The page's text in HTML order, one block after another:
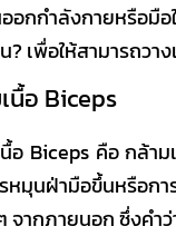
อกกำลังกายหรือมื
? เพื่อให้สามารถว
นื้อ Biceps
อ Biceps คือ กล้า
หมุนฝ่ามือขึ้นหรือก
จากภายนอก ซึ่งคำว่